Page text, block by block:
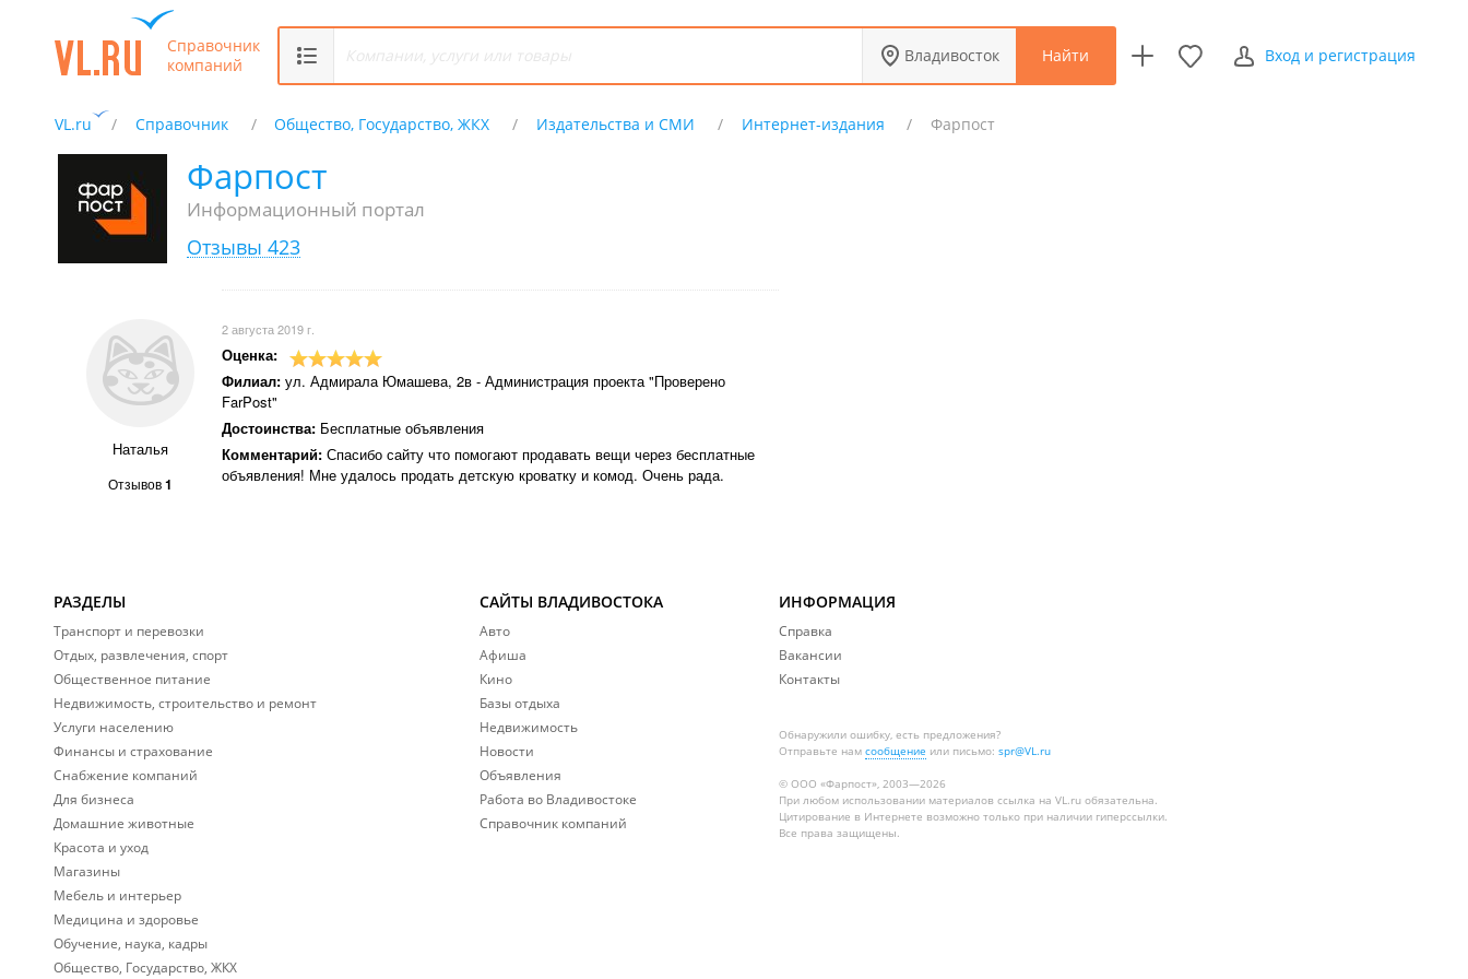
Справочник
компаний
Владивосток Найти Вход и регистрация
VL.ru Справочник Общество, Государство, ЖКХ Издательства и СМИ Интернет-издания Фарпост
Фарпост
Информационный портал
Отзывы 423
Наталья
Отзывов1
2 августа 2019 г.
Оценка:
Филиал: ул. Адмирала Юмашева, 2в - Администрация проекта "Проверено
FarPost"
Достоинства: Бесплатные объявления
Комментарий: Спасибо сайту что помогают продавать вещи через бесплатные
объявления! Мне удалось продать детскую кроватку и комод. Очень рада.
РАЗДЕЛЫ
Транспорт и перевозки
Отдых, развлечения, спорт
Общественное питание
Недвижимость, строительство и ремонт
Услуги населению
Финансы и страхование
Снабжение компаний
Для бизнеса
Домашние животные
Красота и уход
Магазины
Мебель и интерьер
Медицина и здоровье
Обучение, наука, кадры
Общество, Государство, ЖКХ
САЙТЫ ВЛАДИВОСТОКА
Авто
Афиша
Кино
Базы отдыха
Недвижимость
Новости
Объявления
Работа во Владивостоке
Справочник компаний
ИНФОРМАЦИЯ
Справка
Вакансии
Контакты
Обнаружили ошибку, есть предложения?
Отправьте нам сообщение или письмо: spr@VL.ru
© ООО «Фарпост», 2003—2026
При любом использовании материалов ссылка на VL.ru обязательна.
Цитирование в Интернете возможно только при наличии гиперссылки.
Все права защищены.